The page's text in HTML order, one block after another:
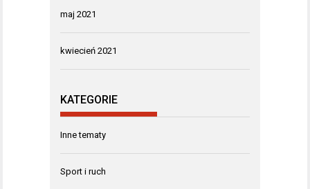
maj 2021
kwiecień 2021
KATEGORIE
Inne tematy
Sport i ruch